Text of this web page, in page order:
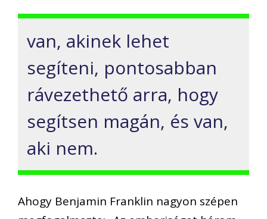
van, akinek lehet
segíteni, pontosabban
rávezethető arra, hogy
segítsen magán, és van,
aki nem.
Ahogy Benjamin Franklin nagyon szépen